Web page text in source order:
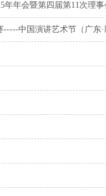
年年会暨第四届第11次理事
中国演讲艺术节（广东·